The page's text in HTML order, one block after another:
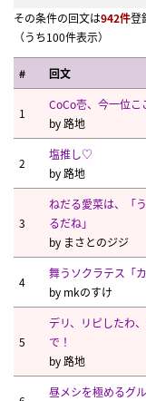
その条件の回文は942件登
（うち100件表示）
# 回文
1
CoCo壱、今一位こ
by 路地
2
塩推し♡
by 路地
3
ねだる愛菜は、「
るだね」
by まさとのジジ
4
舞うソクラテス「
by mkのすけ
5
デリ、リピしたわ
で！
by 路地
昼メシを極めるグ